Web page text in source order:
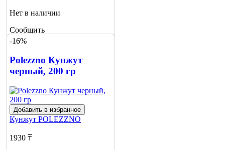
Нет в наличии
Сообщить
о наличии
-16%
Polezzno Кунжут
черный, 200 гр
Добавить в избранное
Кунжут POLEZZNO
1930 ₸